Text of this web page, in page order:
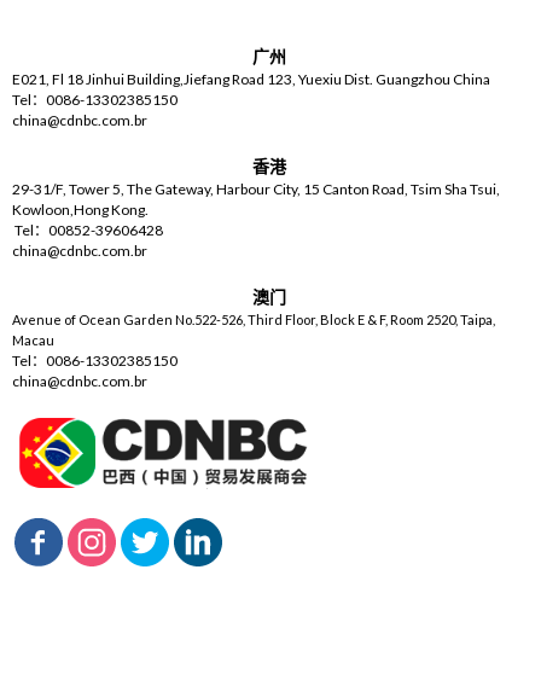
广州
E021, Fl 18 Jinhui Building,Jiefang Road 123, Yuexiu Dist. Guangzhou China
Tel：0086-13302385150
china@cdnbc.com.br
香港
29-31/F, Tower 5, The Gateway, Harbour City, 15 Canton Road, Tsim Sha Tsui,
Kowloon,Hong Kong.
Tel：00852-39606428
china@cdnbc.com.br
澳门
Avenue of Ocean Garden No.522-526, Third Floor, Block E & F, Room 2520, Taipa,
Macau
Tel：0086-13302385150
china@cdnbc.com.br